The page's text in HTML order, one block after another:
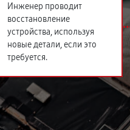
Инженер проводит
восстановление
устройства, используя
новые детали, если это
требуется.